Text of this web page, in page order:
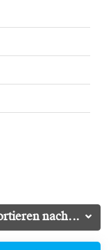
nach...